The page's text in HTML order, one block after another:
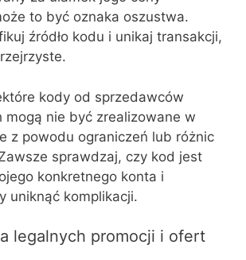
to być oznaka oszustwa.
źródło kodu i unikaj transakcji,
kody od sprzedawców
mogą nie być zrealizowane w
z powodu ograniczeń lub różnic
sprawdzaj, czy kod jest
konkretnego konta i
uniknąć komplikacji.
legalnych promocji i ofert